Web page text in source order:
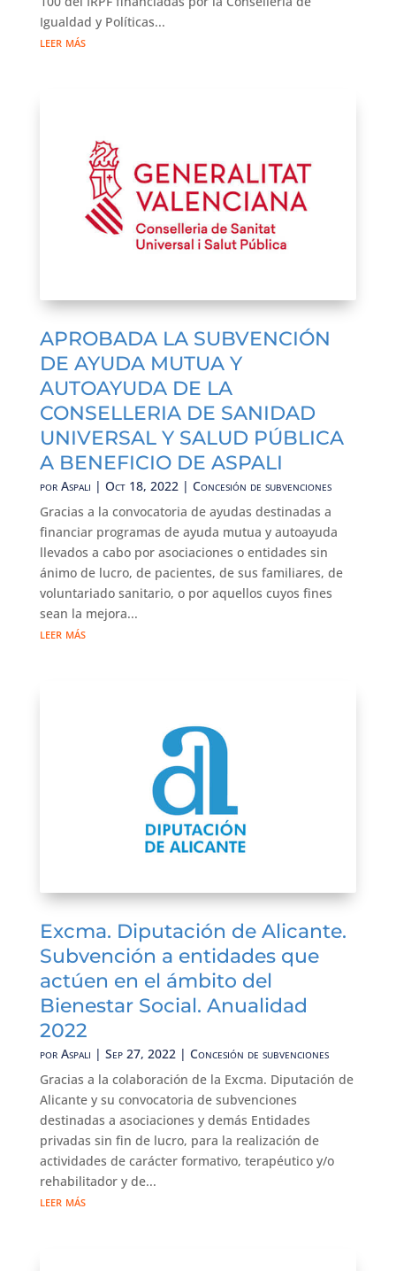
Igualdad y Políticas...
leer más
APROBADA LA SUBVENCIÓN
DE AYUDA MUTUA Y
AUTOAYUDA DE LA
CONSELLERIA DE SANIDAD
UNIVERSAL Y SALUD PÚBLICA
A BENEFICIO DE ASPALI
por Aspali | Oct 18, 2022| Concesión de subvenciones
Gracias a la convocatoria de ayudas destinadas a
financiar programas de ayuda mutua y autoayuda
llevados a cabo por asociaciones o entidades sin
ánimo de lucro, de pacientes, de sus familiares, de
voluntariado sanitario, o por aquellos cuyos fines
sean la mejora...
leer más
Excma. Diputación de Alicante.
Subvención a entidades que
actúen en el ámbito del
Bienestar Social. Anualidad
2022
por Aspali | Sep 27, 2022| Concesión de subvenciones
Gracias a la colaboración de la Excma. Diputación de
Alicante y su convocatoria de subvenciones
destinadas a asociaciones y demás Entidades
privadas sin fin de lucro, para la realización de
actividades de carácter formativo, terapéutico y/o
rehabilitador y de...
leer más